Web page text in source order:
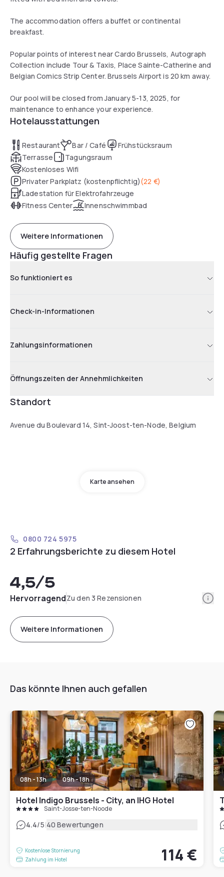
The accommodation offers a buffet or continental
breakfast.
Popular points of interest near Cardo Brussels, Autograph
Collection include Tour & Taxis, Place Sainte-Catherine and
Belgian Comics Strip Center. Brussels Airport is 20 km away.
Our pool will be closed from January 5-13, 2025, for
maintenance to enhance your experience.
Hotelausstattungen
Restaurant Bar / Café
Frühstücksraum
Terrasse
Tagungsraum
Kostenloses Wifi
Privater Parkplatz (kostenpflichtig)(22 €)
Ladestation für Elektrofahrzeuge
Fitness Center
Innenschwimmbad
Weitere Informationen
Häufig gestellte Fragen
So funktioniert es
Check-in-Informationen
Zahlungsinformationen
Öffnungszeiten der Annehmlichkeiten
Standort
Avenue du Boulevard 14, Sint-Joost-ten-Node, Belgium
Karte ansehen
0800 724 5975
2 Erfahrungsberichte zu diesem Hotel
4,5/5
HervorragendZu den 3 Rezensionen
Weitere Informationen
Das könnte Ihnen auch gefallen
08h - 13h 09h - 18h
Hotel Indigo Brussels - City, an IHG Hotel
Saint-Josse-ten-Noode
4.4/5|40 Bewertungen
Kostenlose Stornierung
Zahlung im Hotel
114 €